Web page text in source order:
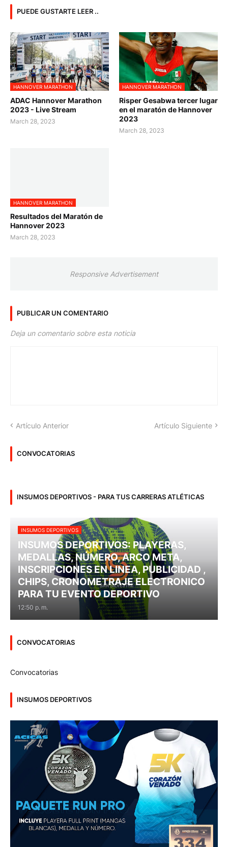
PUEDE GUSTARTE LEER ..
HANNOVER MARATHON
ADAC Hannover Marathon
2023 - Live Stream
March 28, 2023
HANNOVER MARATHON
Risper Gesabwa tercer lugar
en el maratón de Hannover
2023
March 28, 2023
HANNOVER MARATHON
Resultados del Maratón de
Hannover 2023
March 28, 2023
Responsive Advertisement
PUBLICAR UN COMENTARIO
Deja un comentario sobre esta noticia
Artículo Anterior Artículo Siguiente
CONVOCATORIAS
INSUMOS DEPORTIVOS - PARA TUS CARRERAS ATLÉTICAS
INSUMOS DEPORTIVOS
INSUMOS DEPORTIVOS: PLAYERAS,
MEDALLAS, NÚMERO, ARCO META,
INSCRIPCIONES EN LINEA, PUBLICIDAD ,
CHIPS, CRONOMETRAJE ELECTRONICO
PARA TU EVENTO DEPORTIVO
12:50 p. m.
CONVOCATORIAS
Convocatorias
INSUMOS DEPORTIVOS